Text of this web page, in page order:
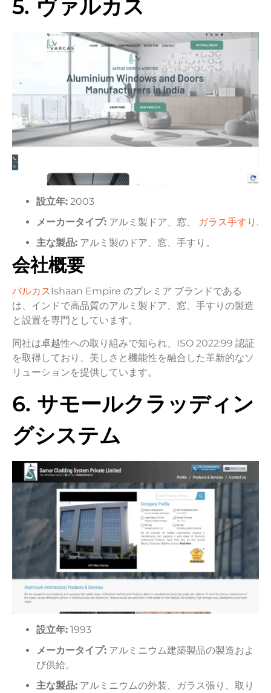
5. ヴァルカス
設立年: 2003
メーカータイプ: アルミ製ドア、窓、 ガラス手すり .
主な製品: アルミ製のドア、窓、手すり。
会社概要
バルカスIshaan Empire のプレミア ブランドである
は、インドで高品質のアルミ製ドア、窓、手すりの製造
と設置を専門としています。
同社は卓越性への取り組みで知られ、ISO 2022:99 認証
を取得しており、美しさと機能性を融合した革新的なソ
リューションを提供しています。
6. サモールクラッディン
グシステム
設立年: 1993
メーカータイプ: アルミニウム建築製品の製造およ
び供給。
主な製品: アルミニウムの外装、ガラス張り、取り